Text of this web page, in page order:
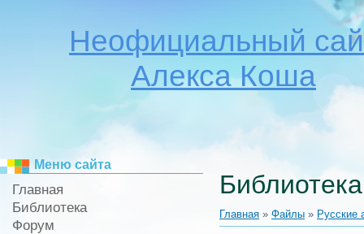
Неофициальный
Алекса Коша
Меню сайта
Главная
Библиотека
Форум
Главная » Файлы » Русские